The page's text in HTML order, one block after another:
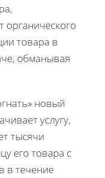
органического
товара в
обманывая
новый
услугу,
тысячи
его товара с
в течение